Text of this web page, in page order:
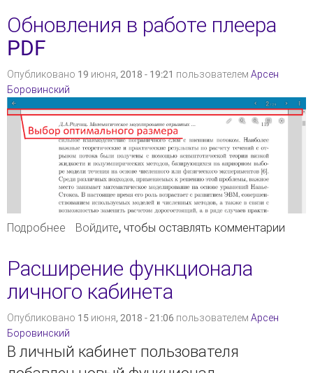
Обновления в работе плеера
PDF
Опубликовано 19 июня, 2018 - 19:21 пользователем Арсен
Боровинский
Подробнее о Обновления в работе плеера PDF
Войдите, чтобы оставлять комментарии
Расширение функционала
личного кабинета
Опубликовано 15 июня, 2018 - 21:06 пользователем Арсен
Боровинский
В личный кабинет пользователя